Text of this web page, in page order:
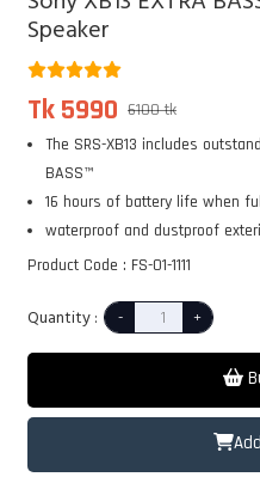
Speaker
Tk 5990 6100 tk
The SRS-XB13 includes
BASS™
16 hours of battery life when
waterproof and dustproof
Product Code : FS-01-1111
Quantity :